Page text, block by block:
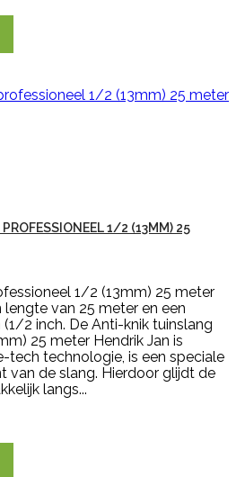
1/2 (13MM) 25
1/2 (13mm) 25 meter
lengte van 25 meter en een
2 inch. De Anti-knik tuinslang
25 meter Hendrik Jan is
tech technologie, is een speciale
van de slang. Hierdoor glijdt de
langs...